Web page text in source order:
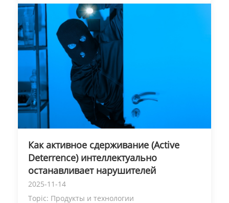
Как активное сдерживание (Active
Deterrence) интеллектуально
останавливает нарушителей
2025-11-14
Topic: Продукты и технологии